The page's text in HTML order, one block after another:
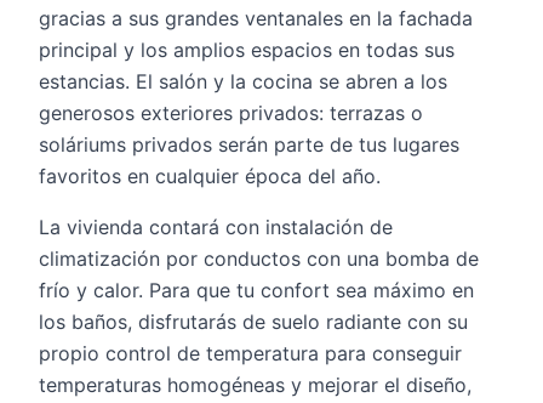
gracias a sus grandes ventanales en la fachada
principal y los amplios espacios en todas sus
estancias. El salón y la cocina se abren a los
generosos exteriores privados: terrazas o
soláriums privados serán parte de tus lugares
favoritos en cualquier época del año.
La vivienda contará con instalación de
climatización por conductos con una bomba de
frío y calor. Para que tu confort sea máximo en
los baños, disfrutarás de suelo radiante con su
propio control de temperatura para conseguir
temperaturas homogéneas y mejorar el diseño,